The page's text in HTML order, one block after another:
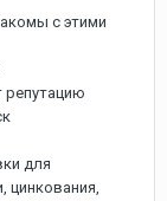
с этими
для
цинкования,